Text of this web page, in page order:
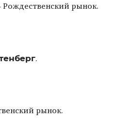
рынок.
.
рынок.